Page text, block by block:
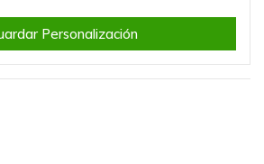
Personalización